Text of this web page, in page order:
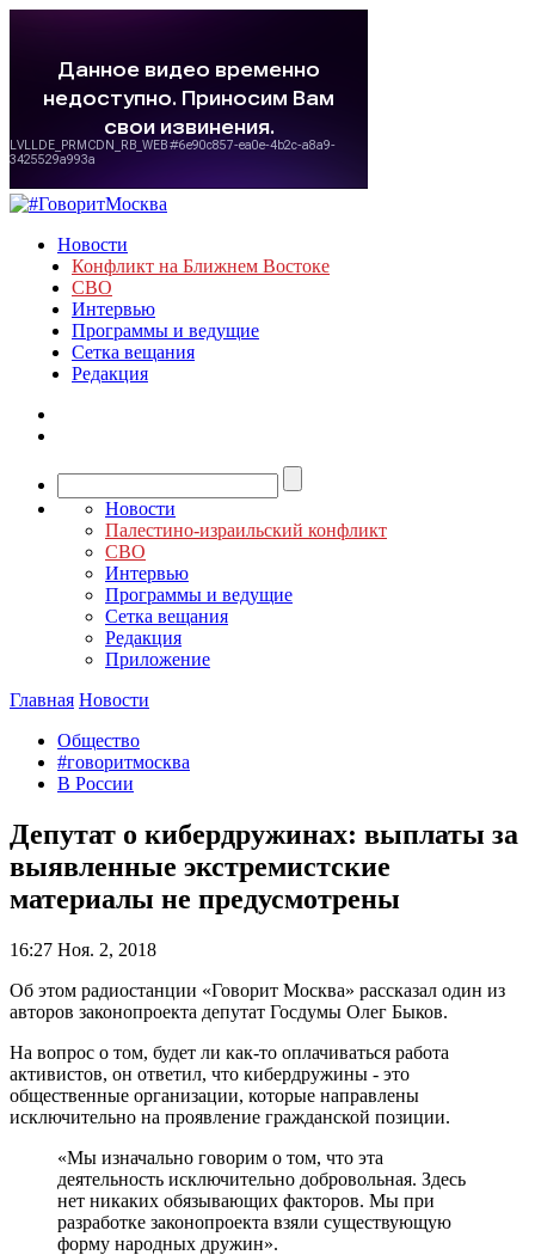
Новости
Конфликт на Ближнем Востоке
СВО
Интервью
Программы и ведущие
Сетка вещания
Редакция
Новости
Палестино-израильский конфликт
СВО
Интервью
Программы и ведущие
Сетка вещания
Редакция
Приложение
Главная Новости
Общество
#говоритмосква
В России
Депутат о кибердружинах: выплаты за
выявленные экстремистские
материалы не предусмотрены
16:27 Ноя. 2, 2018
Об этом радиостанции «Говорит Москва» рассказал один из
авторов законопроекта депутат Госдумы Олег Быков.
На вопрос о том, будет ли как-то оплачиваться работа
активистов, он ответил, что кибердружины - это
общественные организации, которые направлены
исключительно на проявление гражданской позиции.
«Мы изначально говорим о том, что эта
деятельность исключительно добровольная. Здесь
нет никаких обязывающих факторов. Мы при
разработке законопроекта взяли существующую
форму народных дружин».